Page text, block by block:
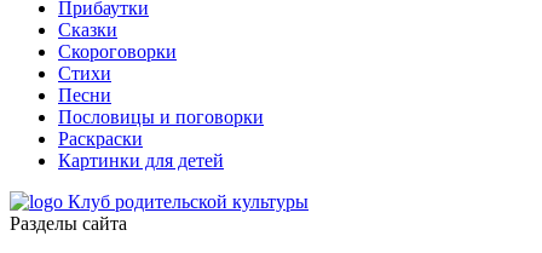
Прибаутки
Сказки
Скороговорки
Стихи
Песни
Пословицы и поговорки
Раскраски
Картинки для детей
Клуб родительской культуры
Разделы сайта